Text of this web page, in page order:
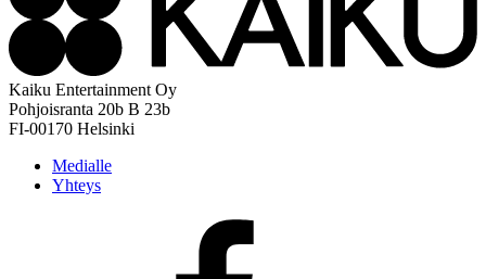
Kaiku Entertainment Oy
Pohjoisranta 20b B 23b
FI-00170 Helsinki
Medialle
Yhteys